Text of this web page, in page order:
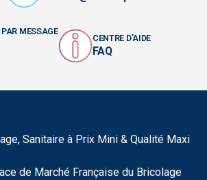
MESSAGE
CENTRE D'AIDE
FAQ
Sanitaire à Prix Mini & Qualité Maxi
de Marché Française du Bricolage